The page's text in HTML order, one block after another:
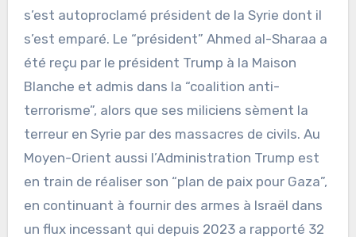
s’est autoproclamé président de la Syrie dont il
s’est emparé. Le “président” Ahmed al-Sharaa a
été reçu par le président Trump à la Maison
Blanche et admis dans la “coalition anti-
terrorisme”, alors que ses miliciens sèment la
terreur en Syrie par des massacres de civils. Au
Moyen-Orient aussi l’Administration Trump est
en train de réaliser son “plan de paix pour Gaza”,
en continuant à fournir des armes à Israël dans
un flux incessant qui depuis 2023 a rapporté 32